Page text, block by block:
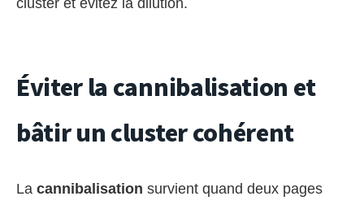
cluster et évitez la dilution.
Éviter la cannibalisation et
bâtir un cluster cohérent
La cannibalisation survient quand deux pages